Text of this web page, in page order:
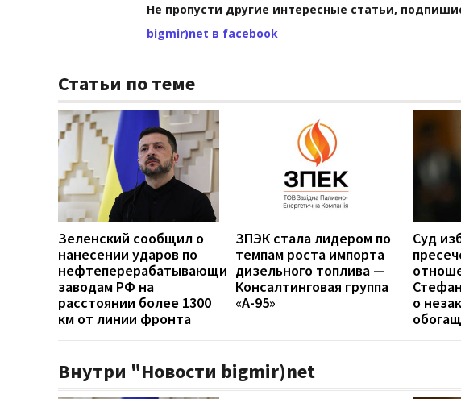
Не пропусти другие интересные статьи,
bigmir)net в facebook
Статьи по теме
Зеленский сообщил о
нанесении ударов по
нефтеперерабатывающим
заводам РФ на
расстоянии более 1300
км от линии фронта
ЗПЭК стала лидером по
темпам роста импорта
дизельного топлива —
Консалтинговая группа
«А-95»
Суд
о
Внутри "Новости bigmir)net